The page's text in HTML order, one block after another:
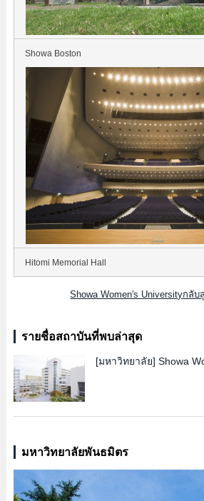
Showa Boston
Hitomi Memorial Hall
Showa Women's Universityกลั
รายชื่อสถาบันที่พบล่าสุด
[มหาวิทยาลัย] Showa
มหาวิทยาลัยพันธมิตร